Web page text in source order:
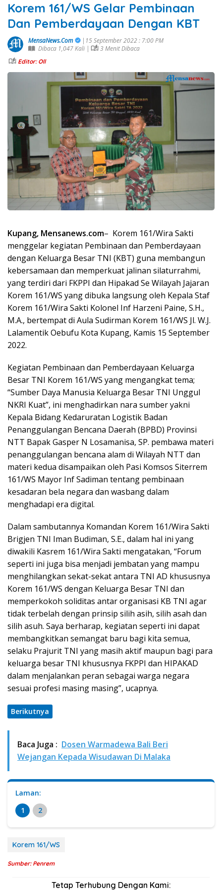
Korem 161/WS Gelar Pembinaan
Dan Pemberdayaan Dengan KBT
MensaNews.Com
|15 September 2022 : 7:00 PM
Dibaca 1,047 Kali |
3 Menit Dibaca
Editor: Oll
Kupang, Mensanews.com– Korem 161/Wira Sakti
menggelar kegiatan Pembinaan dan Pemberdayaan
dengan Keluarga Besar TNI (KBT) guna membangun
kebersamaan dan memperkuat jalinan silaturrahmi,
yang terdiri dari FKPPI dan Hipakad Se Wilayah Jajaran
Korem 161/WS yang dibuka langsung oleh Kepala Staf
Korem 161/Wira Sakti Kolonel Inf Harzeni Paine, S.H.,
M.A., bertempat di Aula Sudirman Korem 161/WS Jl. W.J.
Lalamentik Oebufu Kota Kupang, Kamis 15 September
2022.
Kegiatan Pembinaan dan Pemberdayaan Keluarga
Besar TNI Korem 161/WS yang mengangkat tema;
“Sumber Daya Manusia Keluarga Besar TNI Unggul
NKRI Kuat”, ini menghadirkan nara sumber yakni
Kepala Bidang Kedaruratan Logistik Badan
Penanggulangan Bencana Daerah (BPBD) Provinsi
NTT Bapak Gasper N Losamanisa, SP. pembawa materi
penanggulangan bencana alam di Wilayah NTT dan
materi kedua disampaikan oleh Pasi Komsos Siterrem
161/WS Mayor Inf Sadiman tentang pembinaan
kesadaran bela negara dan wasbang dalam
menghadapi era digital.
Dalam sambutannya Komandan Korem 161/Wira Sakti
Brigjen TNI Iman Budiman, S.E., dalam hal ini yang
diwakili Kasrem 161/Wira Sakti mengatakan, “Forum
seperti ini juga bisa menjadi jembatan yang mampu
menghilangkan sekat-sekat antara TNI AD khususnya
Korem 161/WS dengan Keluarga Besar TNI dan
memperkokoh soliditas antar organisasi KB TNI agar
tidak terbelah dengan prinsip silih asih, silih asah dan
silih asuh. Saya berharap, kegiatan seperti ini dapat
membangkitkan semangat baru bagi kita semua,
selaku Prajurit TNI yang masih aktif maupun bagi para
keluarga besar TNI khususnya FKPPI dan HIPAKAD
dalam menjalankan peran sebagai warga negara
sesuai profesi masing masing”, ucapnya.
Berikutnya
Baca Juga : Dosen Warmadewa Bali Beri
Wejangan Kepada Wisudawan Di Malaka
Laman:
1
2
Korem 161/WS
Sumber: Penrem
Tetap Terhubung Dengan Kami: